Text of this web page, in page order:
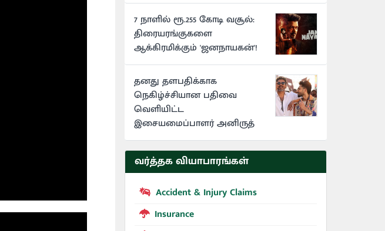
7 நாளில் ரூ.255 கோடி வசூல்:
திரையரங்குகளை
ஆக்கிரமிக்கும் 'ஜனநாயகன்'!
தனது தளபதிக்காக
நெகிழ்ச்சியான பதிவை
வெளியிட்ட
இசையமைப்பாளர் அனிருத்
வர்த்தக வியாபாரங்கள்
Accident & Injury Claims
Insurance